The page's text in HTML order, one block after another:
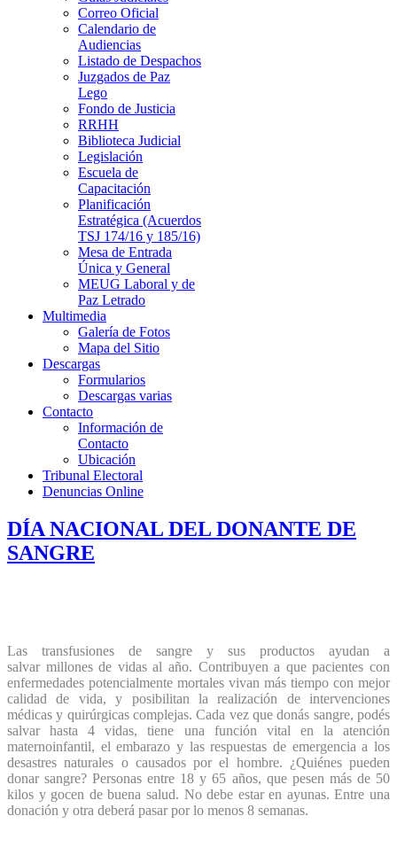
Correo Oficial
Calendario de
Audiencias
Listado de Despachos
Juzgados de Paz
Lego
Fondo de Justicia
RRHH
Biblioteca Judicial
Legislación
Escuela de
Capacitación
Planificación
Estratégica (Acuerdos
TSJ 174/16 y 185/16)
Mesa de Entrada
Única y General
MEUG Laboral y de
Paz Letrado
Multimedia
Galería de Fotos
Mapa del Sitio
Descargas
Formularios
Descargas varias
Contacto
Información de
Contacto
Ubicación
Tribunal Electoral
Denuncias Online
DÍA NACIONAL DEL DONANTE DE
SANGRE
Las transfusiones de sangre y sus productos ayudan a
salvar millones de vidas al año. Contribuyen a que pacientes con
enfermedades potencialmente mortales vivan más tiempo con mejor
calidad de vida, y posibilitan la realización de intervenciones
médicas y quirúrgicas complejas. Cada vez que donás sangre, podés
salvar hasta 4 vidas, tiene una función vital en la atención
maternoinfantil, el embarazo y las respuestas de emergencia a los
desastres naturales o causados por el hombre. ¿Quiénes pueden
donar sangre? Personas entre 18 y 65 años, que pesen más de 50
kilos y gocen de buena salud. No debe estar en ayunas. Entre una
donación y otra deberá pasar por lo menos 8 semanas.